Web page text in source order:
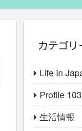
カテゴリ
Life in
Profile
生活情報